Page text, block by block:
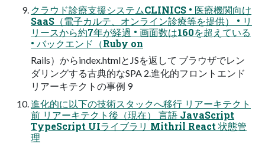
クラウド診療支援システムCLINICS • 医療機関向け
SaaS（電子カルテ、オンライン診療等を提供） • リ
リースから約7年が経過 • 画面数は160を超えている
• バックエンド（Ruby on
Rails）からindex.htmlとJSを返して ブラウザでレン
ダリングする古典的なSPA 2.進化的フロントエンド
リアーキテクトの事例 9
進化的に以下の技術スタックへ移行 リアーキテクト
前 リアーキテクト後（現在） 言語 JavaScript
TypeScript UIライブラリ Mithril React 状態管
理